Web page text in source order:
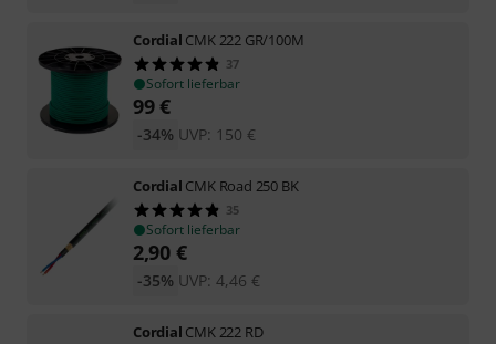
Cordial CMK 222 GR/100M
37
Sofort lieferbar
99€
UVP: 150 €
-34%
Cordial CMK Road 250 BK
35
Sofort lieferbar
2,90 €
UVP: 4,46 €
-35%
Cordial CMK 222 RD